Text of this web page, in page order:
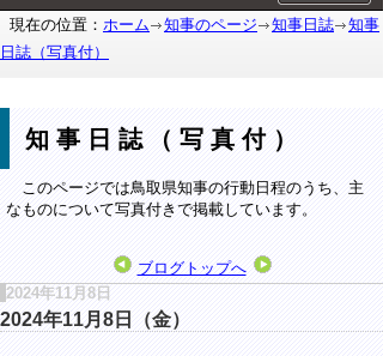
現在の位置： ホーム 知事のページ 知事日誌
知事
日誌（写真付）
知事日誌（写真付）
このページでは鳥取県知事の行動日程のうち、主
なものについて写真付きで掲載しています。
ブログトップへ
2024年11月8日
2024年11月8日（金）